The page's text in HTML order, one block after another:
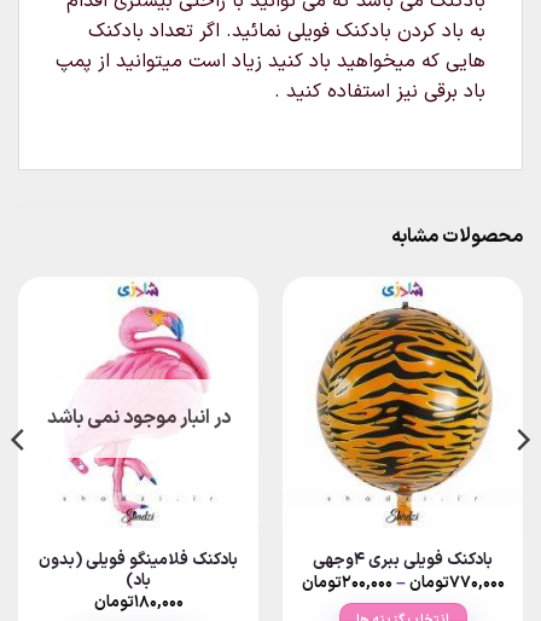
به باد کردن بادکنک فویلی نمائید. اگر تعداد بادکنک
هایی که میخواهید باد کنید زیاد است میتوانید از پمپ
باد برقی نیز استفاده کنید .
محصولات مشابه
بادکنک فویلی ببری ۴وجهی
۷۷۰,۰۰۰تومان–۲۰۰,۰۰۰تومانPrice
در انبار موجود نمی باشد
بادکنک فلامینگو فویلی (بدون
باد)
۱۸۰,۰۰۰تومان